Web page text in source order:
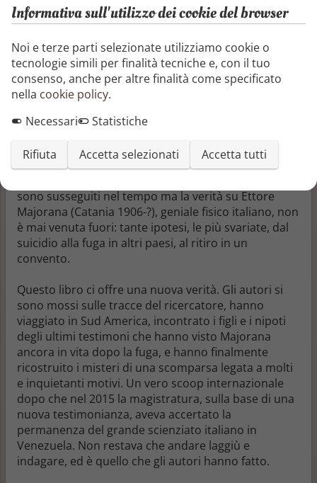
nascita, finalmente risolto.
Con un importante inserto
fotografico e documentario.
“Chi ha visto Majorana?” A rispondere ci hanno
provato in tanti, Mussolini pretese subito la verità
senza ottenere soddisfazione, Sciascia vi dedicò uno
Majorana
), Gianni Amelio lo raccontò nel filmI
ragazzi di via Panisperna, Paolo Borsellino aprì
sono susseguiti nel tempo ma la verità su Ettore
Majorana (Catania 1906-?), geniale fisico italiano, non
è mai venuta fuori: tante ipotesi, le più svariate, dal
suicidio alla fuga in altri paesi, al ritiro in un
convento.
Questo libro ci offre una nuova verità. Gli autori si
sono mossi sulle tracce del ricercatore, hanno
viaggiato in Sud America, incontrato i figli e i nipoti
degli ultimi testimoni che hanno visto Majorana
ancora in vita dopo la fuga, e hanno finalmente
ricostruito i misteri di una scomparsa legata a molti
e inquietanti motivi. Un vero scoop internazionale
dopo che nel 2015 la magistratura, sulla base di una
nuova testimonianza, aveva accertato la
permanenza del grande scienziato italiano in
Venezuela. Non restava che andare laggiù e
indagare, ed è quello che gli autori hanno fatto.
Informativa sull'utilizzo dei cookie del browser
Noi e terze parti selezionate utilizziamo cookie o
tecnologie simili per finalità tecniche e, con il tuo
consenso, anche per altre finalità come specificato
nella cookie policy.
Necessari
Statistiche
Rifiuta Accetta selezionati Accetta tutti